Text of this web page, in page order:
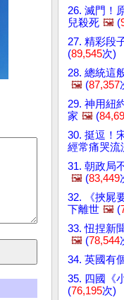
26. 滅門！
兒殺死 🖼️ (
27. 精彩段
(89,545次)
28. 總統這
🖼️ (87,357
29. 神用紐
家 🖼️ (
30. 挺逗！
經常痛哭流
31. 朝政局
🖼️ (83,449
32. 《挾屍
下離世 🖼️ (
33. 忸捏新
🖼️ (78,544
34. 英國有
35. 四國《
(76,195次)